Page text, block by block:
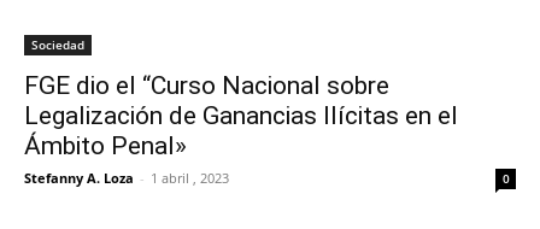
Sociedad
FGE dio el “Curso Nacional sobre
Legalización de Ganancias Ilícitas en el
Ámbito Penal»
Stefanny A. Loza - 1 abril , 2023 0